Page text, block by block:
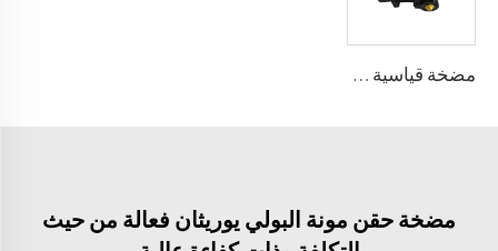
مضخة قياسية من البولي يوريثين A7VK لآلة الرغوة الأحجام 12، 28
مضخة حقن مونة البولي يوريثان فعالة من حيث